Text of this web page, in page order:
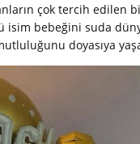
çok tercih edilen
isim bebeğini suda
doyasıya